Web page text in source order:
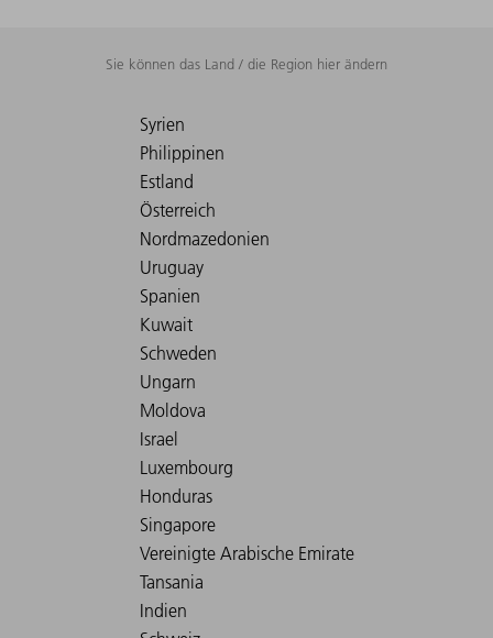
Sie können das Land / die Region hier ändern